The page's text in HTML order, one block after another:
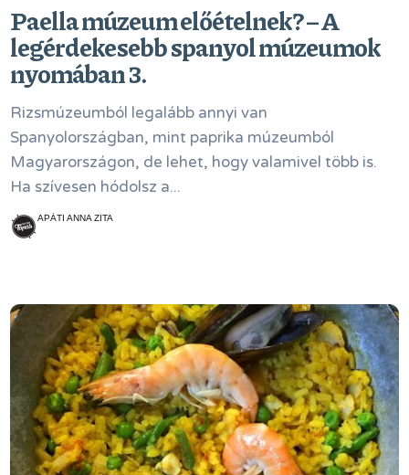
Paella múzeum előételnek? – A
legérdekesebb spanyol múzeumok
nyomában 3.
Rizsmúzeumból legalább annyi van
Spanyolországban, mint paprika múzeumból
Magyarországon, de lehet, hogy valamivel több is.
Ha szívesen hódolsz a...
APÁTI ANNA ZITA